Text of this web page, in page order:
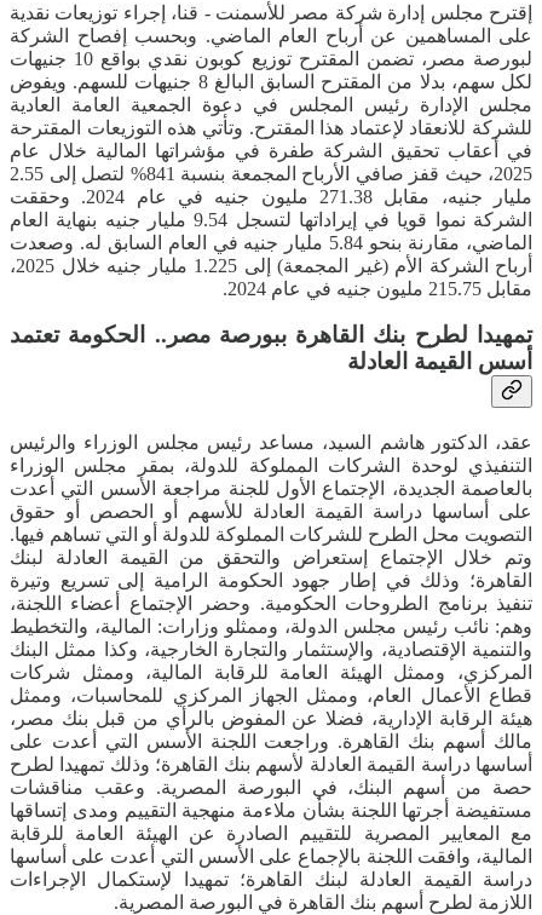
إقترح مجلس إدارة شركة مصر للأسمنت - قنا، إجراء توزيعات نقدية
على المساهمين عن أرباح العام الماضي. وبحسب إفصاح الشركة
لبورصة مصر، تضمن المقترح توزيع كوبون نقدي بواقع 10 جنيهات
لكل سهم، بدلا من المقترح السابق البالغ 8 جنيهات للسهم. ويفوض
مجلس الإدارة رئيس المجلس في دعوة الجمعية العامة العادية
للشركة للانعقاد لإعتماد هذا المقترح. وتأتي هذه التوزيعات المقترحة
في أعقاب تحقيق الشركة طفرة في مؤشراتها المالية خلال عام
2025، حيث قفز صافي الأرباح المجمعة بنسبة 841% لتصل إلى 2.55
مليار جنيه، مقابل 271.38 مليون جنيه في عام 2024. وحققت
الشركة نموا قويا في إيراداتها لتسجل 9.54 مليار جنيه بنهاية العام
الماضي، مقارنة بنحو 5.84 مليار جنيه في العام السابق له. وصعدت
أرباح الشركة الأم (غير المجمعة) إلى 1.225 مليار جنيه خلال 2025،
مقابل 215.75 مليون جنيه في عام 2024.
تمهيدا لطرح بنك القاهرة ببورصة مصر.. الحكومة تعتمد
أسس القيمة العادلة
عقد، الدكتور هاشم السيد، مساعد رئيس مجلس الوزراء والرئيس
التنفيذي لوحدة الشركات المملوكة للدولة، بمقر مجلس الوزراء
بالعاصمة الجديدة، الإجتماع الأول للجنة مراجعة الأسس التي أعدت
على أساسها دراسة القيمة العادلة للأسهم أو الحصص أو حقوق
التصويت محل الطرح للشركات المملوكة للدولة أو التي تساهم فيها.
وتم خلال الإجتماع إستعراض والتحقق من القيمة العادلة لبنك
القاهرة؛ وذلك في إطار جهود الحكومة الرامية إلى تسريع وتيرة
تنفيذ برنامج الطروحات الحكومية. وحضر الإجتماع أعضاء اللجنة،
وهم: نائب رئيس مجلس الدولة، وممثلو وزارات: المالية، والتخطيط
والتنمية الإقتصادية، والإستثمار والتجارة الخارجية، وكذا ممثل البنك
المركزي، وممثل الهيئة العامة للرقابة المالية، وممثل شركات
قطاع الأعمال العام، وممثل الجهاز المركزي للمحاسبات، وممثل
هيئة الرقابة الإدارية، فضلا عن المفوض بالرأي من قبل بنك مصر،
مالك أسهم بنك القاهرة. وراجعت اللجنة الأسس التي أعدت على
أساسها دراسة القيمة العادلة لأسهم بنك القاهرة؛ وذلك تمهيدا لطرح
حصة من أسهم البنك، في البورصة المصرية. وعقب مناقشات
مستفيضة أجرتها اللجنة بشأن ملاءمة منهجية التقييم ومدى إتساقها
مع المعايير المصرية للتقييم الصادرة عن الهيئة العامة للرقابة
المالية، وافقت اللجنة بالإجماع على الأسس التي أعدت على أساسها
دراسة القيمة العادلة لبنك القاهرة؛ تمهيدا لإستكمال الإجراءات
اللازمة لطرح أسهم بنك القاهرة في البورصة المصرية.